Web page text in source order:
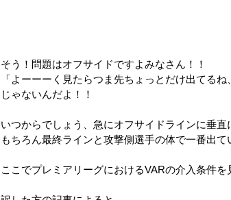
そう！問題はオフサイドですよみなさん！！
「よーーーく見たらつま先ちょっとだけ出てる
じゃないんだよ！！
いつからでしょう、急にオフサイドラインに垂直
もちろん最終ラインと攻撃側選手の体で一番出て
ここでプレミアリーグにおけるVARの介入条件を